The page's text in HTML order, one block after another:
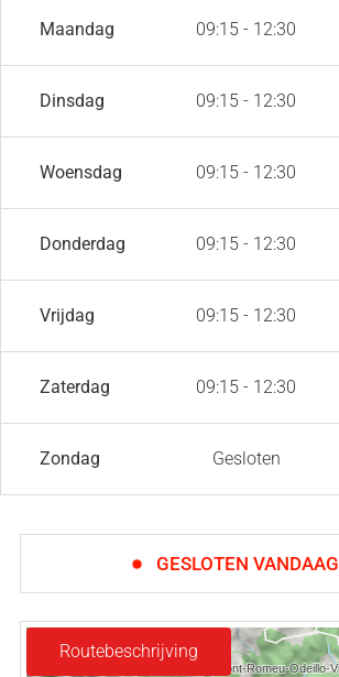
Maandag 09:15 - 12:30
Dinsdag 09:15 - 12:30
Woensdag 09:15 - 12:30
Donderdag 09:15 - 12:30
Vrijdag 09:15 - 12:30
Zaterdag 09:15 - 12:30
Zondag Gesloten
GESLOTEN VANDAAG
Routebeschrijving